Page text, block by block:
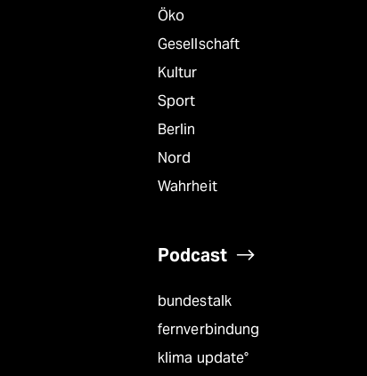
genossenschaft
Öko
Gesellschaft
Kultur
Sport
Berlin
Nord
Wahrheit
Podcast
bundestalk
fernverbindung
klima update°